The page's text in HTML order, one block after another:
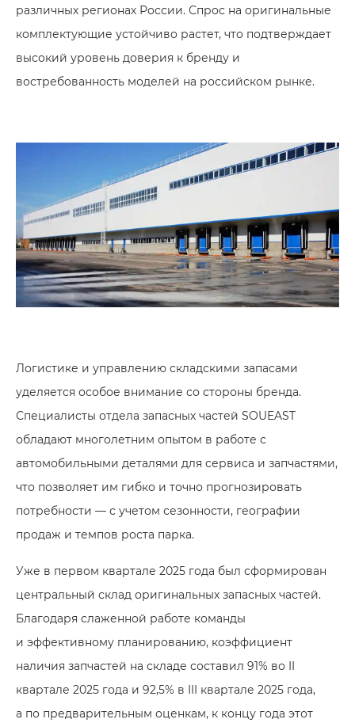
различных регионах России. Спрос на оригинальные
комплектующие устойчиво растет, что подтверждает
высокий уровень доверия к бренду и
востребованность моделей на российском рынке.
Логистике и управлению складскими запасами
уделяется особое внимание со стороны бренда.
Специалисты отдела запасных частей SOUEAST
обладают многолетним опытом в работе с
автомобильными деталями для сервиса и запчастями,
что позволяет им гибко и точно прогнозировать
потребности — с учетом сезонности, географии
продаж и темпов роста парка.
Уже в первом квартале 2025 года был сформирован
центральный склад оригинальных запасных частей.
Благодаря слаженной работе команды
и эффективному планированию, коэффициент
наличия запчастей на складе составил 91% во II
квартале 2025 года и 92,5% в III квартале 2025 года,
а по предварительным оценкам, к концу года этот